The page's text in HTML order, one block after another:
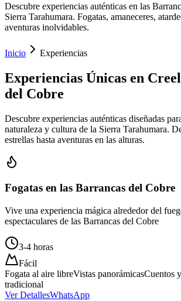
Descubre experiencias auténticas en las
Sierra Tarahumara. Fogatas, amaneceres,
aventuras inolvidables.
Inicio Experiencias
Experiencias Únicas en
del Cobre
Descubre experiencias auténticas diseñadas
naturaleza y cultura de la Sierra Tarahumara.
estrellas hasta aventuras en las alturas.
Fogatas en las Barrancas del Cobre
Vive una experiencia mágica alrededor del
espectaculares de las Barrancas del Cobre
3-4 horas
Fácil
Fogata al aire libreVistas panorámicasCuentos
tradicional
Ver DetallesWhatsApp